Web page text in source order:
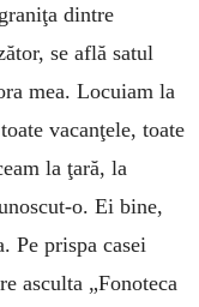
dintre
se află satul
mea. Locuiam la
vacanţele, toate
la ţară, la
o. Ei bine,
Pe prispa casei
asculta „Fonoteca